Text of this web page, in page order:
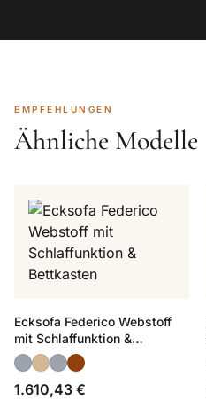
EMPFEHLUNGEN
Ähnliche Modelle
Ecksofa Federico Webstoff
mit Schlaffunktion &
Bettkasten
1.610,43 €